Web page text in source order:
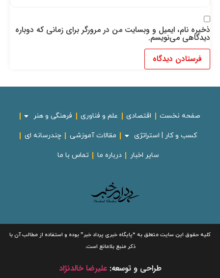
ذخیره نام، ایمیل و وبسایت من در مرورگر برای زمانی که دوباره
دیدگاهی می‌نویسم.
صفحه نخست اقتصادی علم و فناوری فرهنگی و هنر
کسب و کار | استراتژی مقالات آموزشی چندرسانه ای
سایر اخبار درباره ما تماس با ما
کلیه حقوق این سایت متعلق به“پایگاه خبریپرداد خبر”بوده و استفاده از مطالب آن با
ذکر منبع بلامانع است.
طراحی و توسعه:علیرضا خالدنژاد